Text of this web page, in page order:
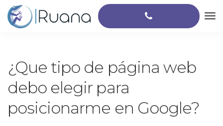
¿Que tipo de página web
debo elegir para
posicionarme en Google?